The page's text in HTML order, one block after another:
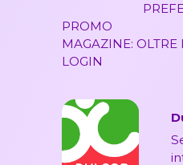
PROMO
MAGAZINE: OLTRE
LOGIN